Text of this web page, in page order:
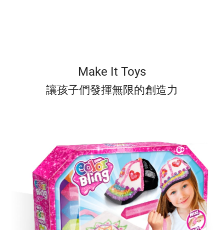
Make It Toys
讓孩子們發揮無限的創造力